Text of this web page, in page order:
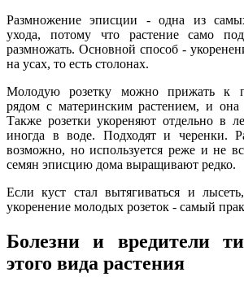
Размножение эписции - одна из
ухода, потому что растение само
размножать. Основной способ -
на усах, то есть столонах.
Молодую розетку можно прижать к
рядом с материнским растением, и она
Также розетки укореняют отдельно в
иногда в воде. Подходят и черенки.
возможно, но используется реже и не
семян эписцию дома выращивают редко.
Если куст стал вытягиваться и
укоренение молодых розеток - самый
Болезни и вредители
этого вида растения